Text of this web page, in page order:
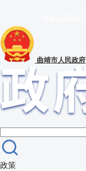
曲靖市人民政府
政策